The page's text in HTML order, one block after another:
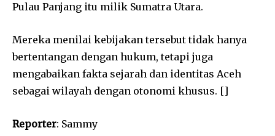
Pulau Panjang itu milik Sumatra Utara.
Mereka menilai kebijakan tersebut tidak hanya
bertentangan dengan hukum, tetapi juga
mengabaikan fakta sejarah dan identitas Aceh
sebagai wilayah dengan otonomi khusus. []
Reporter: Sammy